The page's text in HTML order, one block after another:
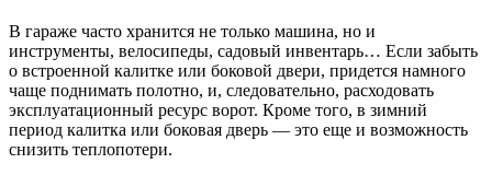
В гараже часто хранится не только машина, но и
инструменты, велосипеды, садовый инвентарь… Если забыть
о встроенной калитке или боковой двери, придется намного
чаще поднимать полотно, и, следовательно, расходовать
эксплуатационный ресурс ворот. Кроме того, в зимний
период калитка или боковая дверь — это еще и возможность
снизить теплопотери.